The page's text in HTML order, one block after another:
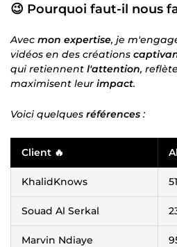
😉 Pourquoi faut-il nous
Avec mon expertise, je
vidéos en des créations
qui retiennent l'attention,
maximisent leur impact.
Voici quelques références :
Client 🔥
KhalidKnows
Souad Al Serkal
Marvin Ndiaye